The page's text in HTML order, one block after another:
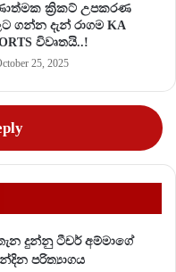
ක්‍රිකට් උපකරණ
ගන්න දැන් රාගම KA
විවෘතයි..!
25, 2025
දුන්නු ටීචර් අම්මාගේ
පරිත්‍යාගය